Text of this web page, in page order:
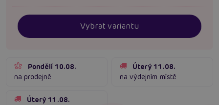
Vybrat variantu
Pondělí 10.08.
na prodejně
Úterý 11.08.
na výdejním místě
Úterý 11.08.